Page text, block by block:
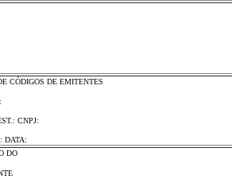
CÓDIGOS DE EMITENTES
CNPJ:
DATA:
DO